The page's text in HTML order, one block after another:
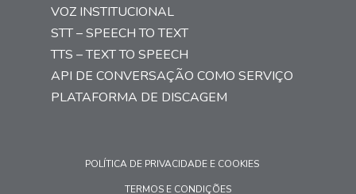
VOZ INSTITUCIONAL
STT – SPEECH TO TEXT
TTS – TEXT TO SPEECH
API DE CONVERSAÇÃO COMO SERVIÇO
PLATAFORMA DE DISCAGEM
POLÍTICA DE PRIVACIDADE E COOKIES
TERMOS E CONDIÇÕES